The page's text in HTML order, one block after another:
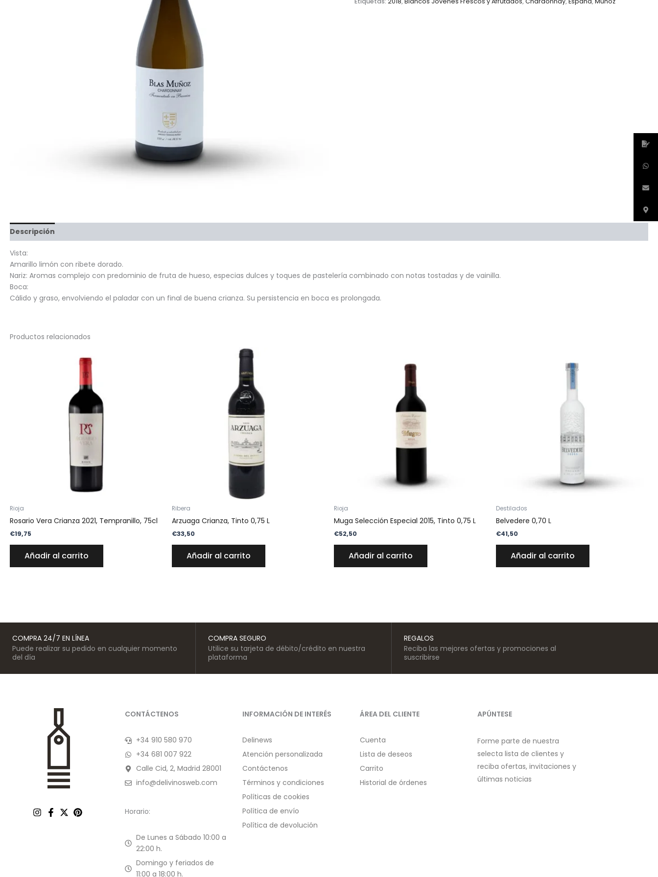
Descripción
Vista:
Amarillo limón con ribete dorado.
Nariz: Aromas complejo con predominio de fruta de hueso, especias dulces y toques de pastelería combinado con notas tostadas y de vainilla.
Boca:
Cálido y graso, envolviendo el paladar con un final de buena crianza. Su persistencia en boca es prolongada.
Productos relacionados
Rioja
Rosario Vera Crianza 2021, Tempranillo, 75cl
€19,75
Añadir al carrito
Ribera
Arzuaga Crianza, Tinto 0,75 L
€33,50
Añadir al carrito
Rioja
Muga Selección Especial 2015, Tinto 0,75 L
€52,50
Añadir al carrito
Destilados
Belvedere 0,70 L
€41,50
Añadir al carrito
COMPRA 24/7 EN LÍNEA
Puede realizar su pedido en cualquier momento
del día
COMPRA SEGURO
Utilice su tarjeta de débito/crédito en nuestra
plataforma
REGALOS
Reciba las mejores ofertas y promociones al
suscribirse
CONTÁCTENOS
+34 910 580 970
+34 681 007 922
Calle Cid, 2, Madrid 28001
info@delivinosweb.com
Horario:
De Lunes a Sábado 10:00 a
22:00 h.
Domingo y feriados de
11:00 a 18:00 h.
INFORMACIÓN DE INTERÉS
Delinews
Atención personalizada
Contáctenos
Términos y condiciones
Políticas de cookies
Política de envío
Política de devolución
ÁREA DEL CLIENTE
Cuenta
Lista de deseos
Carrito
Historial de órdenes
APÚNTESE
Forme parte de nuestra
selecta lista de clientes y
reciba ofertas, invitaciones y
últimas noticias